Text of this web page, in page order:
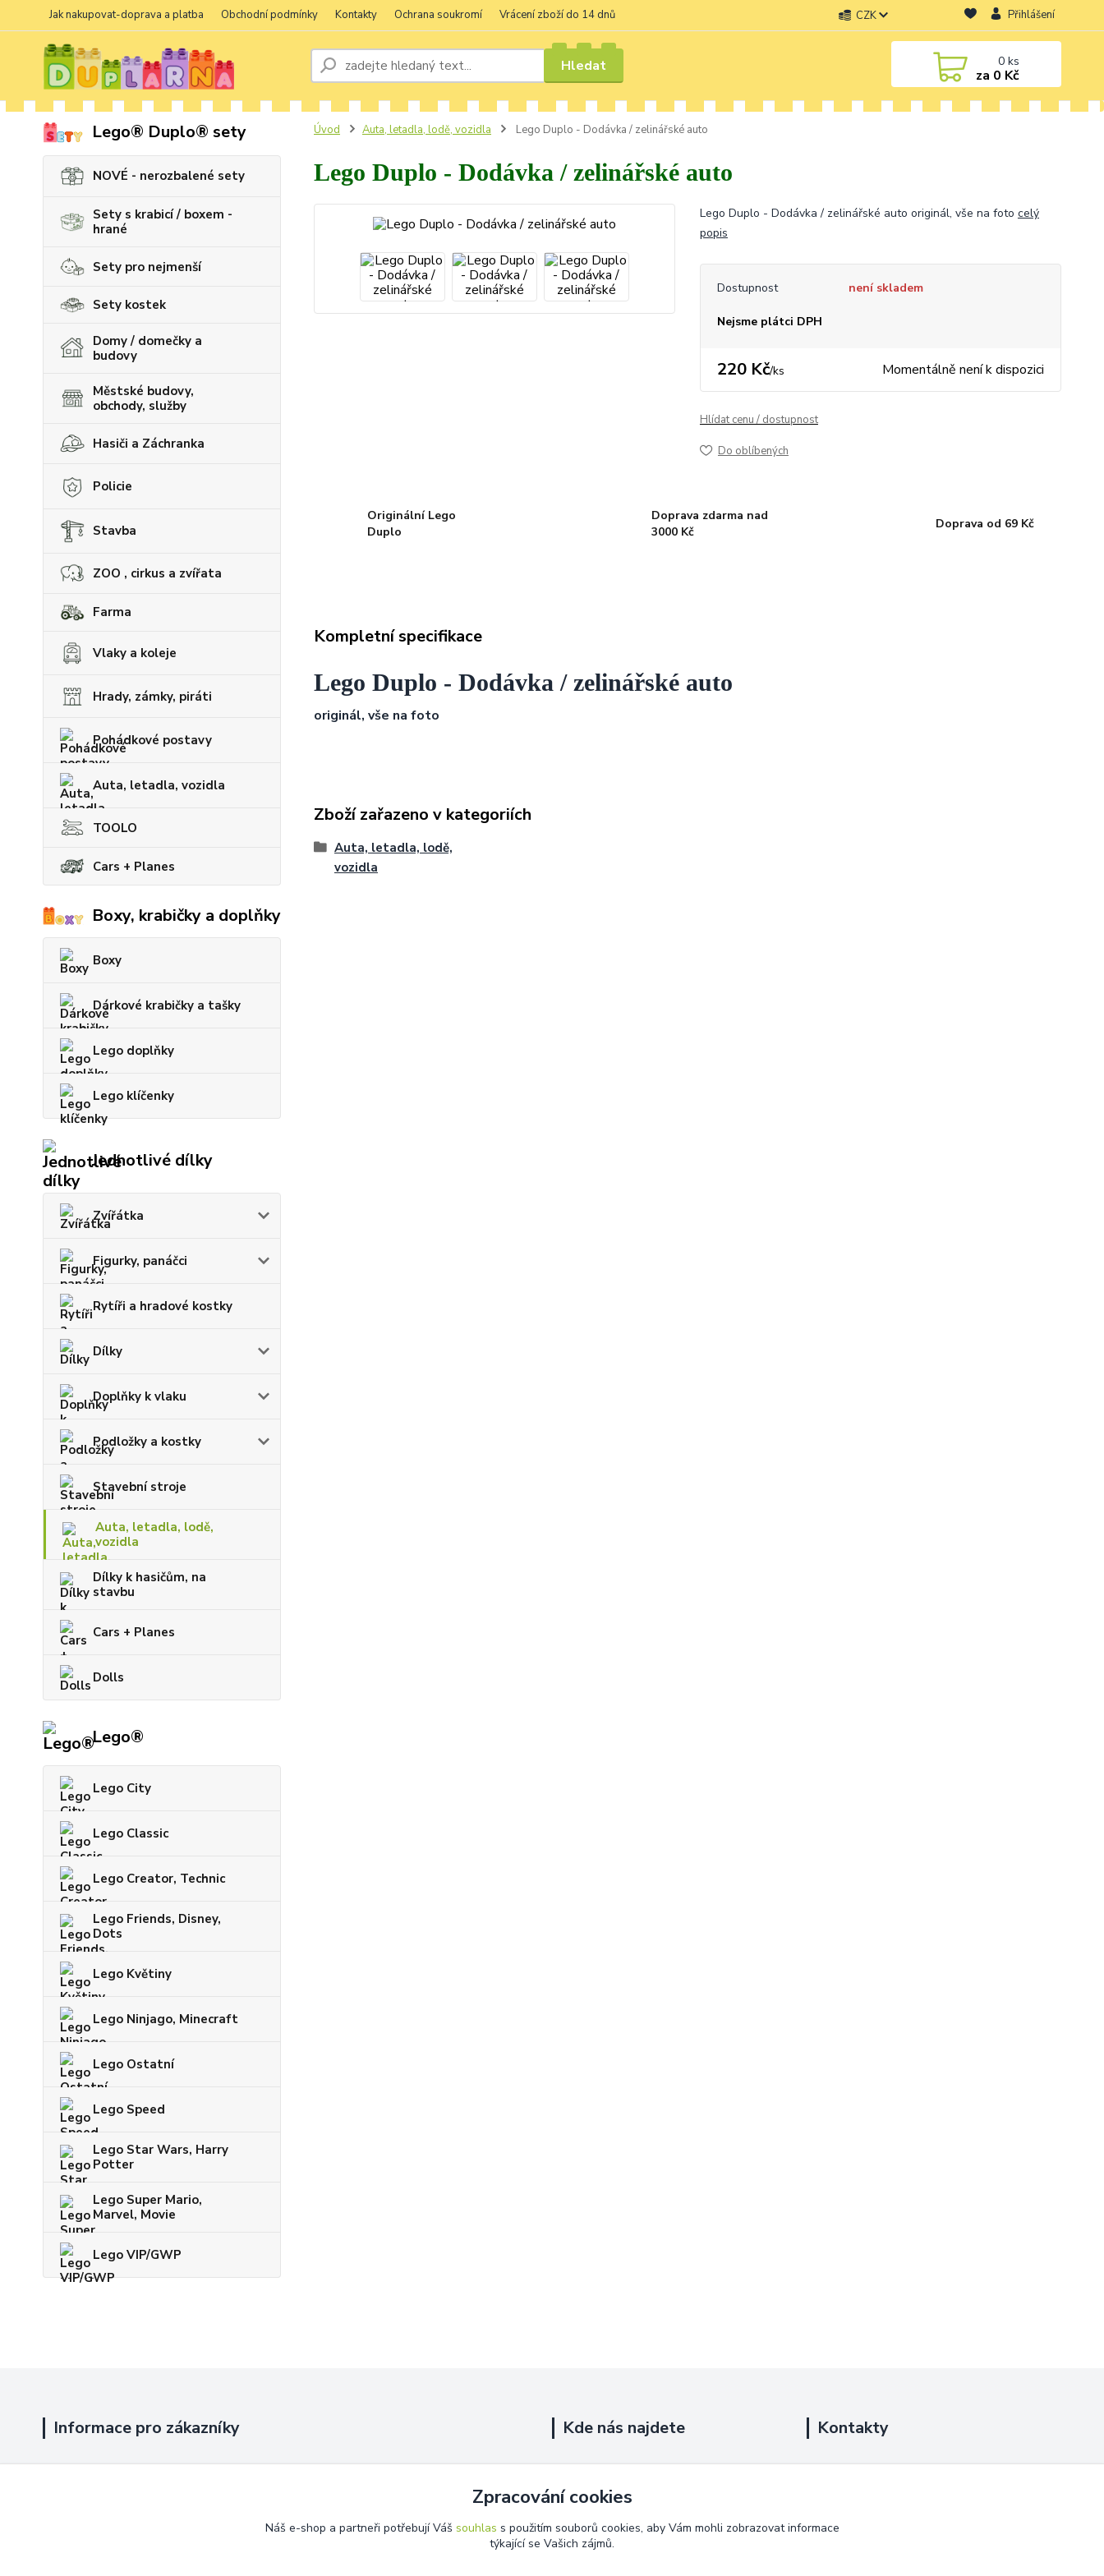
Jak nakupovat-doprava a platba Obchodní podmínky Kontakty Ochrana soukromí Vrácení zboží do 14 dnů CZK Přihlášení
Hledat 0ks
za 0 Kč
Lego® Duplo® sety
NOVÉ - nerozbalené sety
Sety s krabicí / boxem -
hrané
Sety pro nejmenší
Sety kostek
Domy / domečky a
budovy
Městské budovy,
obchody, služby
Hasiči a Záchranka
Policie
Stavba
ZOO , cirkus a zvířata
Farma
Vlaky a koleje
Hrady, zámky, piráti
Pohádkové postavy
Auta, letadla, vozidla
TOOLO
Cars + Planes
Boxy, krabičky a doplňky
Boxy
Dárkové krabičky a tašky
Lego doplňky
Lego klíčenky
Jednotlivé dílky
Zvířátka
Figurky, panáčci
Rytíři a hradové kostky
Dílky
Doplňky k vlaku
Podložky a kostky
Stavební stroje
Auta, letadla, lodě,
vozidla
Dílky k hasičům, na
stavbu
Cars + Planes
Dolls
Lego®
Lego City
Lego Classic
Lego Creator, Technic
Lego Friends, Disney,
Dots
Lego Květiny
Lego Ninjago, Minecraft
Lego Ostatní
Lego Speed
Lego Star Wars, Harry
Potter
Lego Super Mario,
Marvel, Movie
Lego VIP/GWP
Úvod Auta, letadla, lodě, vozidla Lego Duplo - Dodávka / zelinářské auto
Lego Duplo - Dodávka / zelinářské auto
Lego Duplo - Dodávka / zelinářské auto originál, vše na foto celý
popis
Dostupnost není skladem
Nejsme plátci DPH
220 Kč/ks Momentálně není k dispozici
Hlídat cenu / dostupnost
Do oblíbených
Originální Lego
Duplo
Doprava zdarma nad
3000 Kč
Doprava od 69 Kč
Kompletní specifikace
Lego Duplo - Dodávka / zelinářské auto
originál, vše na foto
Zboží zařazeno v kategoriích
Auta, letadla, lodě,
vozidla
Informace pro zákazníky Kde nás najdete
Říčany, 251 01
Na této adrese není prodejna.
Kontakty
+420 725 889 873
info@duplarna.cz
Zpracování cookies
Náš e-shop a partneři potřebují Váš souhlas s použitím souborů cookies, aby Vám mohli zobrazovat informace
týkající se Vašich zájmů.